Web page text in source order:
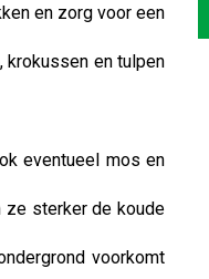
en zorg voor een
krokussen en tulpen
eventueel mos en
ze sterker de koude
voorkomt